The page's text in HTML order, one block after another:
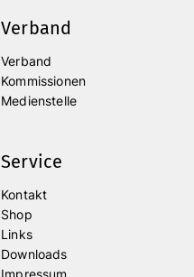
Verband
Verband
Kommissionen
Medienstelle
Service
Kontakt
Shop
Links
Downloads
Impressum